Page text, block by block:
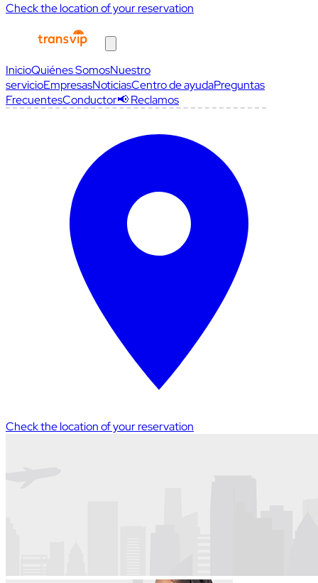
Check the location of your reservation
InicioQuiénes SomosNuestro
servicioEmpresasNoticiasCentro de ayudaPreguntas
FrecuentesConductor📢 Reclamos
Check the location of your reservation